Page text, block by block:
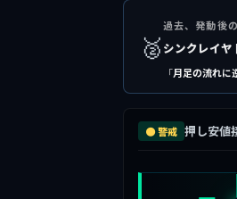
🥈
過去、発動後
シンクレイ
「月足の流れに
🟠 警戒 押し安値